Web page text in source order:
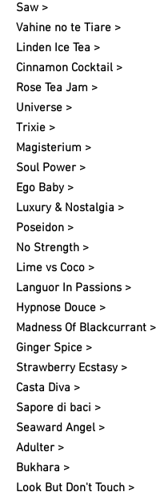
Saw >
Vahine no te Tiare >
Linden Ice Tea >
Cinnamon Cocktail >
Rose Tea Jam >
Universe >
Trixie >
Magisterium >
Soul Power >
Ego Baby >
Luxury & Nostalgia >
Poseidon >
No Strength >
Lime vs Coco >
Languor In Passions >
Hypnose Douce >
Madness Of Blackcurrant >
Ginger Spice >
Strawberry Ecstasy >
Casta Diva >
Sapore di baci >
Seaward Angel >
Adulter >
Bukhara >
Look But Don't Touch >